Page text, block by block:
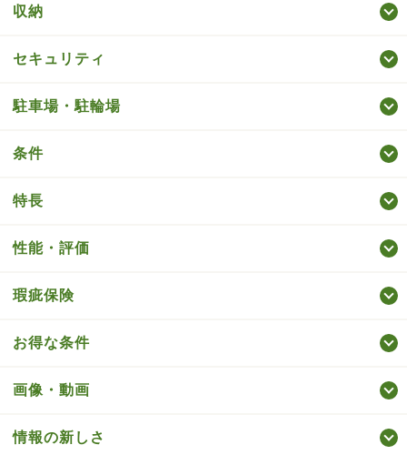
収納
セキュリティ
駐車場・駐輪場
条件
特長
性能・評価
瑕疵保険
お得な条件
画像・動画
情報の新しさ